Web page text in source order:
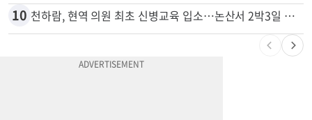
9 5주간 차 안 몰면 최대 600불 지급
천하람, 현역 의원 최초 신병교육 입소…논산서 2박3일 생활